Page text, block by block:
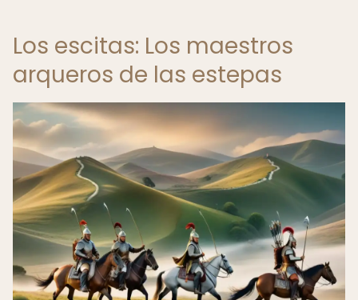
Los escitas: Los maestros
arqueros de las estepas